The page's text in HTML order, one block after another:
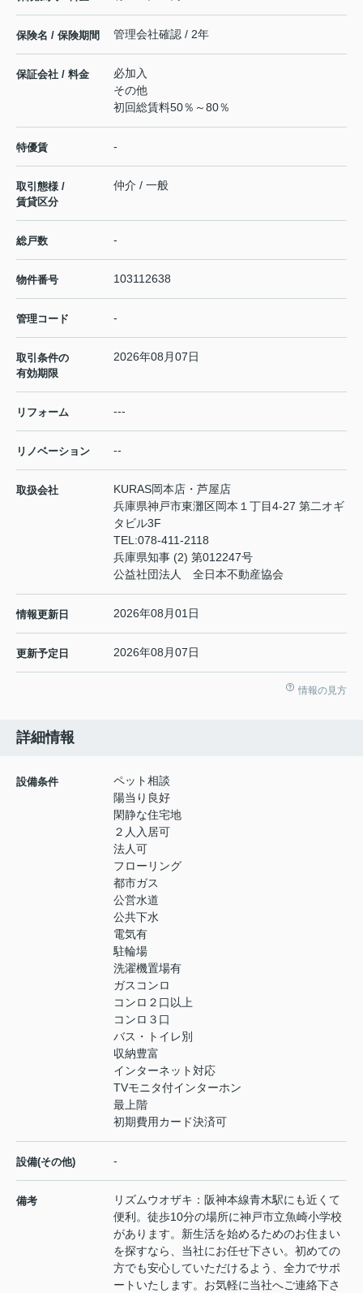
保険名 / 保険期間 管理会社確認 / 2年
保証会社 / 料金
必加入
その他
初回総賃料50％～80％
特優賃 -
取引態様 /
賃貸区分
仲介 / 一般
総戸数 -
物件番号 103112638
管理コード -
取引条件の
有効期限
2026年08月07日
リフォーム ---
リノベーション --
取扱会社
KURAS岡本店・芦屋店
兵庫県神戸市東灘区岡本１丁目4-27 第二オギ
タビル3F
TEL:078-411-2118
兵庫県知事 (2) 第012247号
公益社団法人 全日本不動産協会
情報更新日 2026年08月01日
更新予定日 2026年08月07日
情報の見方
詳細情報
設備条件
ペット相談
陽当り良好
閑静な住宅地
２人入居可
法人可
フローリング
都市ガス
公営水道
公共下水
電気有
駐輪場
洗濯機置場有
ガスコンロ
コンロ２口以上
コンロ３口
バス・トイレ別
収納豊富
インターネット対応
TVモニタ付インターホン
最上階
初期費用カード決済可
設備(その他) -
備考
リズムウオザキ：阪神本線青木駅にも近くて
便利。徒歩10分の場所に神戸市立魚崎小学校
があります。新生活を始めるためのお住まい
を探すなら、当社にお任せ下さい。初めての
方でも安心していただけるよう、全力でサポ
ートいたします。お気軽に当社へご連絡下さ